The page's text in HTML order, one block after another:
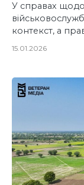
У справах щодо
контекст, а
15.01.2026